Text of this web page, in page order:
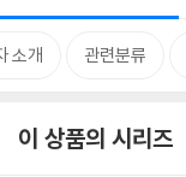
소개 관련분류
이 상품의 시리즈